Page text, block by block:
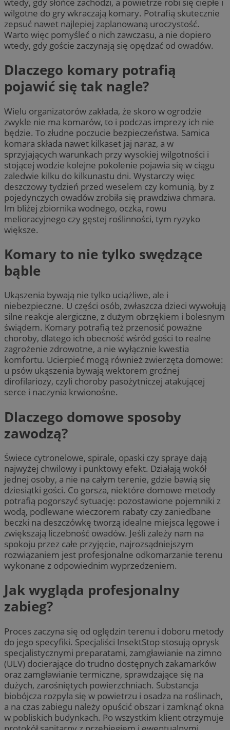
wilgotne do gry wkraczają komary. Potrafią skutecznie
zepsuć nawet najlepiej zaplanowaną uroczystość.
Warto więc pomyśleć o nich zawczasu, a nie dopiero
wtedy, gdy goście zaczynają się opędzać od owadów.
Dlaczego komary potrafią
pojawić się tak nagle?
Wielu organizatorów zakłada, że skoro w ogrodzie
zwykle nie ma komarów, to i podczas imprezy ich nie
będzie. To złudne poczucie bezpieczeństwa. Samica
komara składa nawet kilkaset jaj naraz, a w
sprzyjających warunkach przy wysokiej wilgotności i
stojącej wodzie kolejne pokolenie pojawia się w ciągu
zaledwie kilku do kilkunastu dni. Wystarczy więc
deszczowy tydzień przed weselem czy komunią, by z
pojedynczych owadów zrobiła się prawdziwa chmara.
Im bliżej zbiornika wodnego, oczka, rowu
melioracyjnego czy gęstej roślinności, tym ryzyko
większe.
Komary to nie tylko swędzące
bąble
Ukąszenia bywają nie tylko uciążliwe, ale i
niebezpieczne. U części osób, zwłaszcza dzieci wywołują
silne reakcje alergiczne, z dużym obrzękiem i bolesnym
świądem. Komary potrafią też przenosić poważne
choroby, dlatego ich obecność wśród gości to realne
zagrożenie zdrowotne, a nie wyłącznie kwestia
komfortu. Ucierpieć mogą również zwierzęta domowe:
u psów ukąszenia bywają wektorem groźnej
dirofilariozy, czyli choroby pasożytniczej atakującej
serce i naczynia krwionośne.
Dlaczego domowe sposoby
zawodzą?
Świece cytronelowe, spirale, opaski czy spraye dają
najwyżej chwilowy i punktowy efekt. Działają wokół
jednej osoby, a nie na całym terenie, gdzie bawią się
dziesiątki gości. Co gorsza, niektóre domowe metody
potrafią pogorszyć sytuację: pozostawione pojemniki z
wodą, podlewane wieczorem rabaty czy zaniedbane
beczki na deszczówkę tworzą idealne miejsca lęgowe i
zwiększają liczebność owadów. Jeśli zależy nam na
spokoju przez całe przyjęcie, najrozsądniejszym
rozwiązaniem jest profesjonalne odkomarzanie terenu
wykonane z odpowiednim wyprzedzeniem.
Jak wygląda profesjonalny
zabieg?
Proces zaczyna się od oględzin terenu i doboru metody
do jego specyfiki. Specjaliści InsektStop stosują oprysk
specjalistycznymi preparatami, zamgławianie na zimno
(ULV) docierające do trudno dostępnych zakamarków
oraz zamgławianie termiczne, sprawdzające się na
dużych, zarośniętych powierzchniach. Substancja
biobójcza rozpyla się w powietrzu i osadza na roślinach,
a na czas zabiegu należy opuścić obszar i zamknąć okna
w pobliskich budynkach. Po wszystkim klient otrzymuje